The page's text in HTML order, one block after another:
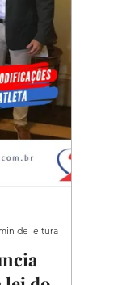
de leitura